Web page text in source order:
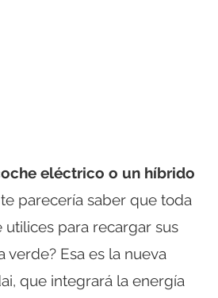
eléctrico o un híbrido
te parecería saber que toda
para recargar sus
verde? Esa es la nueva
que integrará la energía